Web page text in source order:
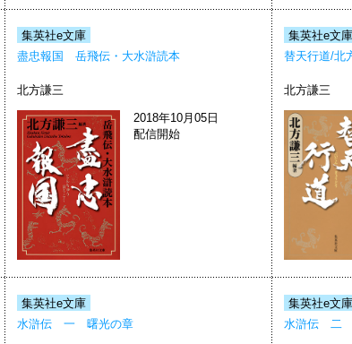
集英社e文庫
盡忠報国 岳飛伝・大水滸読本
北方謙三
2018年10月05日
配信開始
集英社e文庫
替天行道/北
北方謙三
集英社e文庫
水滸伝 一 曙光の章
集英社e文庫
水滸伝 二